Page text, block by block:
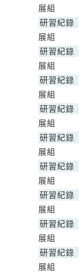
展組
研習紀錄
展組
研習紀錄
展組
研習紀錄
展組
研習紀錄
展組
研習紀錄
展組
研習紀錄
展組
研習紀錄
展組
研習紀錄
展組
研習紀錄
展組